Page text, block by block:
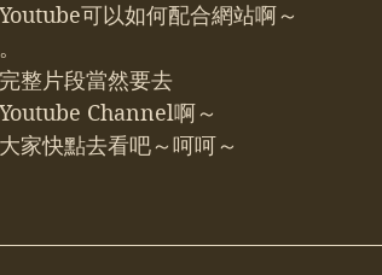
Youtube可以如何配合網站啊～
。
完整片段當然要去
Youtube Channel啊～
大家快點去看吧～呵呵～